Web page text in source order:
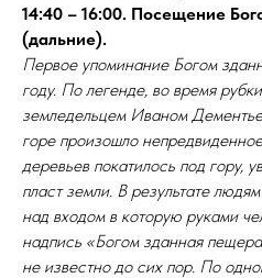
14:40 – 16:00. Посещение
(дальние).
Первое упоминание Богом
году. По легенде, во время
земледельцем Иваном
горе произошло
деревьев покатилось под гору,
пласт земли. В результате
над входом в которую руками
надпись «Богом зданная
не известно до сих пор. По